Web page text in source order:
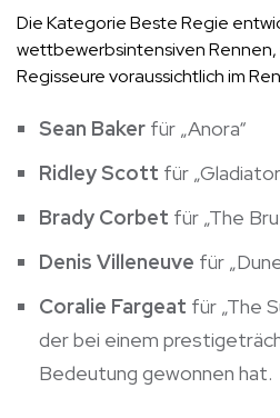
Die Kategorie Beste Regie
wettbewerbsintensiven Rennen,
Regisseure voraussichtlich im
Sean Baker für „Anora“
Ridley Scott für
Brady Corbet für „The
Denis Villeneuve für
Coralie Fargeat für „The
der bei einem
Bedeutung gewonnen hat.